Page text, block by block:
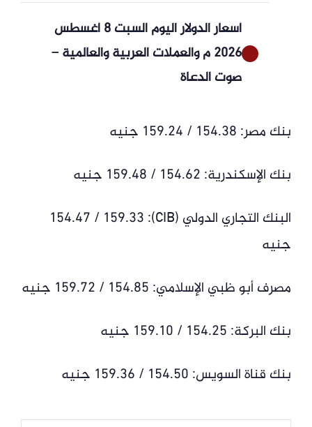
أسعار الدولار اليوم السبت 8 أغسطس
2026 م والعملات العربية والعالمية –
صوت الدعاة
بنك مصر: 154.38 / 159.24 جنيه
بنك الإسكندرية: 154.62 / 159.48 جنيه
البنك التجاري الدولي (CIB): 154.47 / 159.33
جنيه
مصرف أبو ظبي الإسلامي: 154.85 / 159.72 جنيه
بنك البركة: 154.25 / 159.10 جنيه
بنك قناة السويس: 154.50 / 159.36 جنيه